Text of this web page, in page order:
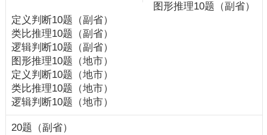
图形推理10题（副省）
定义判断10题（副省）
类比推理10题（副省）
逻辑判断10题（副省）
图形推理10题（地市）
定义判断10题（地市）
类比推理10题（地市）
逻辑判断10题（地市）
20题（副省）